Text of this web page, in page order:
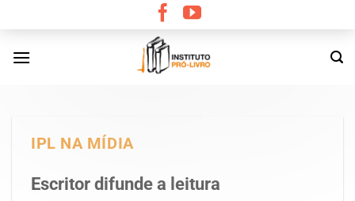
content
IPL NA MÍDIA
Escritor difunde a leitura